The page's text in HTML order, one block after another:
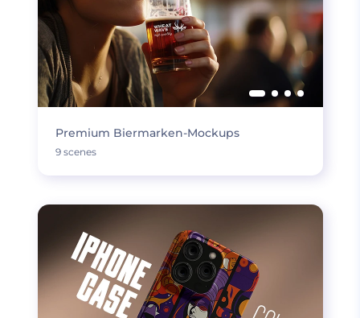
Premium Biermarken-Mockups
9 scenes